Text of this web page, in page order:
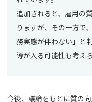
追加されると、雇用の
りますが、その一方で
務実態が伴わない」と
導が入る可能性も考え
今後、議論をもとに質の